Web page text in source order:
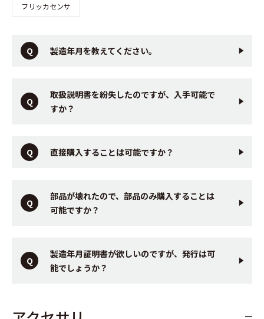
フリッカセンサ
製造年月を教えてください。
取扱説明書を紛失したのですが、入手可能で
すか？
直接購入することは可能ですか？
部品が壊れたので、部品のみ購入することは
可能ですか？
製造年月証明書が欲しいのですが、発行は可
能でしょうか？